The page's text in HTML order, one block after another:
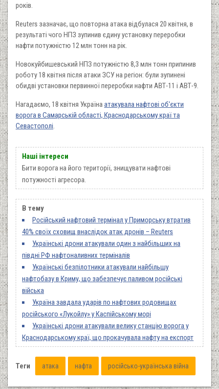
років.
Reuters зазначає, що повторна атака відбулася 20 квітня, в
результаті чого НПЗ зупинив єдину установку переробки
нафти потужністю 12 млн тонн на рік.
Новокуйбишевський НПЗ потужністю 8,3 млн тонн припинив
роботу 18 квітня після атаки ЗСУ на регіон: були зупинені
обидві установки первинної переробки нафти АВТ-11 і АВТ-9.
Нагадаємо, 18 квітня Українаатакувала нафтові об'єкти
ворога в Самарській області, Краснодарському краї та
Севастополі.
Наші інтереси
Бити ворога на його території, знищувати нафтові
потужності агресора.
В тему
Російський нафтовий термінал у Приморську втратив
40% своїх сховищ внаслідок атак дронів – Reuters
Українські дрони атакували один з найбільших на
півдні РФ нафтоналивних терміналів
Українські безпілотники атакували найбільшу
нафтобазу в Криму, що забезпечує паливом російські
війська
Україна завдала ударів по нафтових родовищах
російського «Лукойлу» у Каспійському морі
Українські дрони атакували велику станцію ворога у
Краснодарському краї, що прокачувала нафту на експорт
Теги атака нафта російсько-українська війна